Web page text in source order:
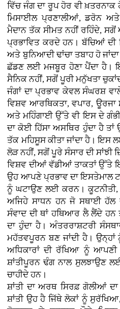
ਵਿੱਚ ਜੰਗ ਦਾ ਰੂਪ ਹੋਰ ਵੀ
ਮਿਸਾਈਲ ਪ੍ਰਣਾਲੀਆਂ, ਡਰੋਨ
ਮੈਦਾਨ ਤੱਕ ਸੀਮਤ ਨਹੀਂ ਰਹਿੰਦੇ, ਸਗੋਂ
ਪ੍ਰਭਾਵਿਤ ਕਰਦੇ ਹਨ। ਬੱਚਿਆਂ ਦੀ
ਅਤੇ ਬੁਨਿਆਦੀ ਢਾਂਚਾ ਤਬਾਹ ਹੋ
ਛੱਡਣ ਲਈ ਮਜਬੂਰ ਹੋਣਾ ਪੈਂਦਾ ਹੈ।
ਸੈਨਿਕ ਨਹੀਂ, ਸਗੋਂ ਪੂਰੀ ਮਨੁੱਖਤਾ
ਜੰਗਾਂ ਦਾ ਪ੍ਰਭਾਵ ਕੇਵਲ ਸੰਘਰਸ਼
ਵਿਸ਼ਵ ਆਰਥਿਕਤਾ, ਵਪਾਰ,
ਅਤੇ ਮਹਿੰਗਾਈ ਉੱਤੇ ਵੀ ਇਸ ਦੇ
ਦਾ ਕੋਈ ਹਿੱਸਾ ਅਸਥਿਰ ਹੁੰਦਾ ਹੈ
ਤੱਕ ਮਹਿਸੂਸ ਕੀਤਾ ਜਾਂਦਾ ਹੈ। ਇਸ
ਲੋੜ ਨਹੀਂ, ਸਗੋਂ ਪੂਰੇ ਸੰਸਾਰ ਦੀ ਸਾਂਝੀ
ਵਿਸ਼ਵ ਦੀਆਂ ਵੱਡੀਆਂ ਤਾਕਤਾਂ ਉੱਤੇ
ਉਹ ਆਪਣੇ ਪ੍ਰਭਾਵ ਦਾ ਇਸਤੇਮਾਲ
ਨੂੰ ਘਟਾਉਣ ਲਈ ਕਰਨ।
ਅਜਿਹੇ ਸਾਧਨ ਹਨ ਜੋ ਸਥਾਈ ਹੱਲ
ਸੰਵਾਦ ਦੀ ਥਾਂ ਹਥਿਆਰ ਲੈ ਲੈਂਦੇ ਹਨ
ਦਾ ਹੁੰਦਾ ਹੈ। ਅੰਤਰਰਾਸ਼ਟਰੀ
ਮਹੱਤਵਪੂਰਨ ਬਣ ਜਾਂਦੀ ਹੈ।
ਅਧਿਕਾਰਾਂ ਦੀ ਰੱਖਿਆ ਨੂੰ
ਸ਼ਾਂਤੀਪੂਰਨ ਢੰਗ ਨਾਲ ਸੁਲਝਾਉਣ
ਚਾਹੀਦੇ ਹਨ।
ਸ਼ਾਂਤੀ ਦਾ ਅਰਥ ਸਿਰਫ਼ ਗੋਲੀਆਂ
ਸ਼ਾਂਤੀ ਉਹ ਹੈ ਜਿੱਥੇ ਲੋਕਾਂ ਨੂੰ